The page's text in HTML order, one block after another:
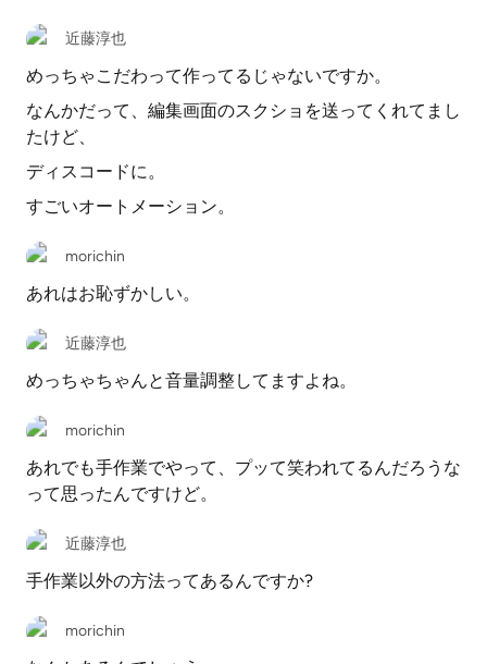
近藤淳也
めっちゃこだわって作ってるじゃないですか。
なんかだって、編集画面のスクショを送ってくれてまし
たけど、
ディスコードに。
すごいオートメーション。
morichin
あれはお恥ずかしい。
近藤淳也
めっちゃちゃんと音量調整してますよね。
morichin
あれでも手作業でやって、プッて笑われてるんだろうな
って思ったんですけど。
近藤淳也
手作業以外の方法ってあるんですか?
morichin